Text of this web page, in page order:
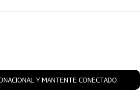
Y MANTENTE CONECTADO